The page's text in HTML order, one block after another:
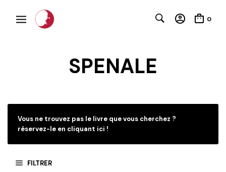
0
SPENALE
Vous ne trouvez pas le livre que vous cherchez ?
réservez-le en cliquant ici !
FILTRER